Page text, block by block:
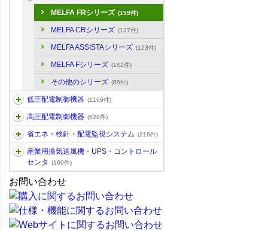
MELFA FRシリーズ (159件)
MELFA CRシリーズ (137件)
MELFA ASSISTAシリーズ (123件)
MELFA Fシリーズ (142件)
その他のシリーズ (89件)
低圧配電制御機器 (1169件)
高圧配電制御機器 (628件)
省エネ・検針・配電監視システム (216件)
産業用換気送風機・UPS・コントロール
センタ
(160件)
お問い合わせ